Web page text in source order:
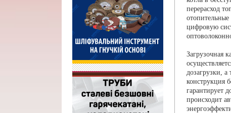
перерасход
цифровую
Загрузочная
дозагрузки, а
конструкция
гарантирует
происходит